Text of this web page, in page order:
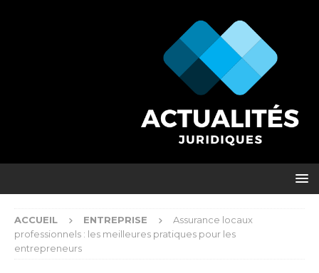
ACCUEIL ENTREPRISE
Assurance locaux
professionnels : les meilleures pratiques pour les
entrepreneurs